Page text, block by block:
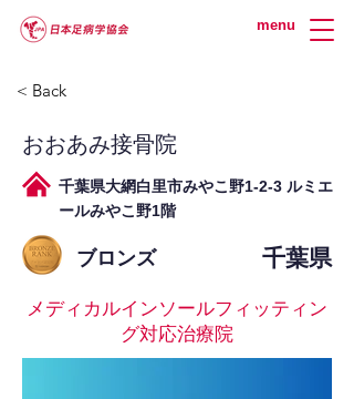
menu
< Back
おおあみ接骨院
千葉県大網白里市みやこ野1-2-3 ルミエ
ールみやこ野1階
ブロンズ 千葉県
メディカルインソールフィッティン
グ対応治療院